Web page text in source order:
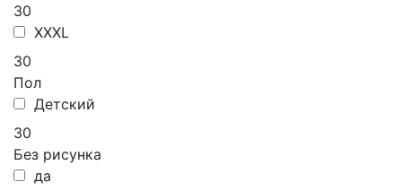
30
XXXL
30
Пол
Детский
30
Без рисунка
да